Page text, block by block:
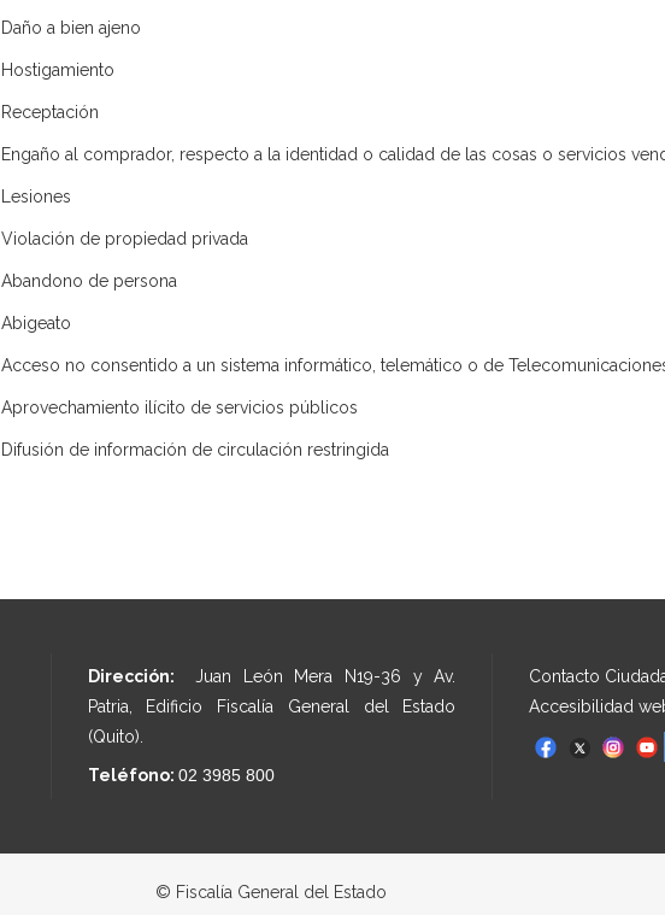
Daño a bien ajeno
Hostigamiento
Receptación
Engaño al comprador, respecto a la identidad o calidad de las cosas o servicios
Lesiones
Violación de propiedad privada
Abandono de persona
Abigeato
Acceso no consentido a un sistema informático, telemático o de
Aprovechamiento ilícito de servicios públicos
Difusión de información de circulación restringida
Dirección: Juan León Mera N19-36 y Av.
Patria, Edificio Fiscalía General del Estado
(Quito).
Teléfono: 02 3985 800
Contacto
Accesibilidad
© Fiscalía General del Estado